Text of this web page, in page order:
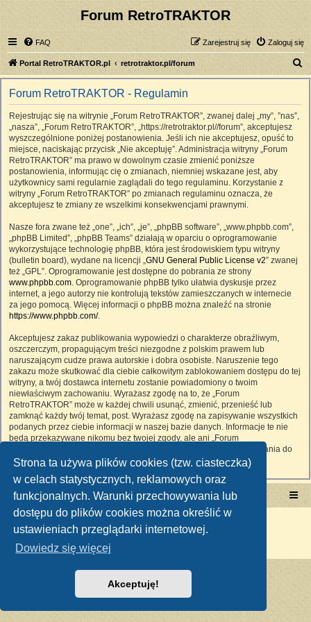
Strona ta używa plików cookies (tzw. ciasteczka)
w celach statystycznych, reklamowych oraz
funkcjonalnych. Warunki przechowywania lub
dostępu do plików cookies można określić w
ustawieniach przeglądarki internetowej.
Dowiedz się więcej
Akceptuję!
Forum RetroTRAKTOR
FAQ Zaloguj się
Zarejestruj się
Portal RetroTRAKTOR.pl retrotraktor.pl/forum
z
Forum RetroTRAKTOR - Regulamin
Rejestrując się na witrynie „Forum RetroTRAKTOR”, zwanej dalej „my”, ”nas”,
„nasza”, „Forum RetroTRAKTOR”, „https://retrotraktor.pl//forum”, akceptujesz
wyszczególnione poniżej postanowienia. Jeśli ich nie akceptujesz, opuść to
miejsce, naciskając przycisk „Nie akceptuję”. Administracja witryny „Forum
RetroTRAKTOR” ma prawo w dowolnym czasie zmienić poniższe
postanowienia, informując cię o zmianach, niemniej wskazane jest, aby
użytkownicy sami regularnie zaglądali do tego regulaminu. Korzystanie z
witryny „Forum RetroTRAKTOR” po zmianach regulaminu oznacza, że
akceptujesz te zmiany ze wszelkimi konsekwencjami prawnymi.
Nasze fora zwane też „one”, „ich”, „je”, „phpBB software”, „www.phpbb.com”,
„phpBB Limited”, „phpBB Teams” działają w oparciu o oprogramowanie
wykorzystujące technologię phpBB, która jest środowiskiem typu witryny
(bulletin board), wydane na licencji „GNU General Public License v2” zwanej
też „GPL”. Oprogramowanie jest dostępne do pobrania ze strony
www.phpbb.com. Oprogramowanie phpBB tylko ułatwia dyskusje przez
internet, a jego autorzy nie kontrolują tekstów zamieszczanych w internecie
za jego pomocą. Więcej informacji o phpBB można znaleźć na stronie
https://www.phpbb.com/.
Akceptujesz zakaz publikowania wypowiedzi o charakterze obraźliwym,
oszczerczym, propagującym treści niezgodne z polskim prawem lub
naruszającym cudze prawa autorskie i dobra osobiste. Naruszenie tego
zakazu może skutkować dla ciebie całkowitym zablokowaniem dostępu do tej
witryny, a twój dostawca internetu zostanie powiadomiony o twoim
niewłaściwym zachowaniu. Wyrażasz zgodę na to, że „Forum
RetroTRAKTOR” może w każdej chwili usunąć, zmienić, przenieść lub
zamknąć każdy twój temat, post. Wyrażasz zgodę na zapisywanie wszystkich
podanych przez ciebie informacji w naszej bazie danych. Informacje te nie
będą przekazywane nikomu bez twojej zgody, ale ani „Forum
RetroTRAKTOR”, ani phpBB nie ponosi odpowiedzialności za włamania do
witryny, podczas których może dojść do kradzieży danych.
Portal RetroTRAKTOR.pl retrotraktor.pl/forum
Technologię dostarcza
Polski pakiet językowy dostarczaphpBB.pl
Zasady ochrony danych osobowych